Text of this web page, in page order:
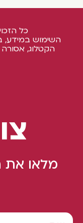
כל
השימוש במידע,
הקטלוג, אסורה
מלאו את